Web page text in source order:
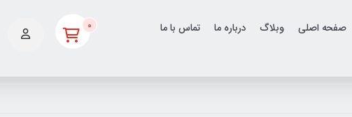
صفحه اصلی وبلاگ درباره ما تماس با ما 0